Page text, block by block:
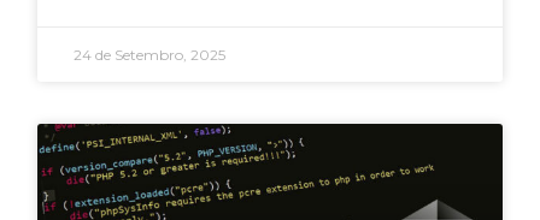
24 de Setembro, 2025